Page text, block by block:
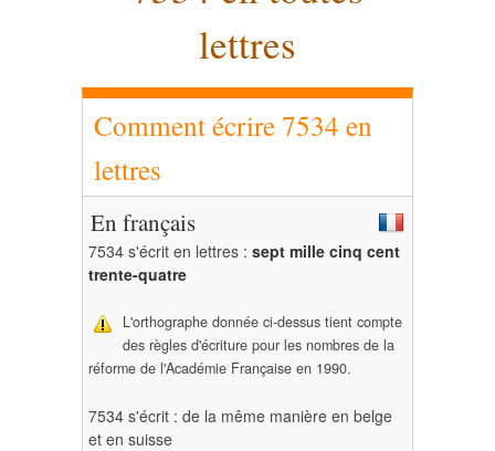
lettres
Comment écrire 7534 en
lettres
En français
7534 s'écrit en lettres : sept mille cinq cent
trente-quatre
L'orthographe donnée ci-dessus tient compte
des règles d'écriture pour les nombres de la
réforme de l'Académie Française en 1990.
7534 s'écrit : de la même manière en belge
et en suisse